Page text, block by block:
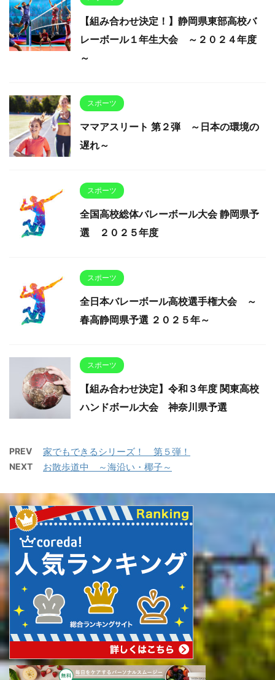
【組み合わせ決定！】静岡県東部高校バ
レーボール１年生大会 ～２０２４年度
～
スポーツ
ママアスリート 第２弾 ～日本の環境の
遅れ～
スポーツ
全国高校総体バレーボール大会 静岡県予
選 ２０２５年度
スポーツ
全日本バレーボール高校選手権大会 ～
春高静岡県予選 ２０２５年～
スポーツ
【組み合わせ決定】令和３年度 関東高校
ハンドボール大会 神奈川県予選
PREV 家でもできるシリーズ！ 第５弾！
NEXT お散歩道中 ～海沿い・椰子～